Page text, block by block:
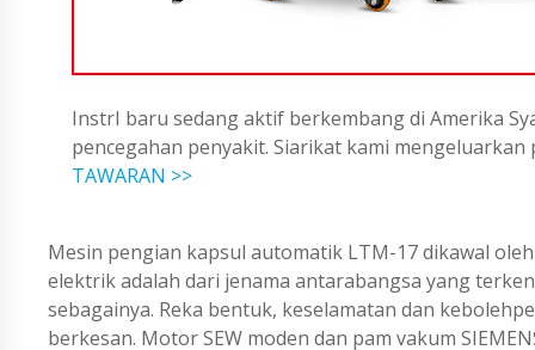
InstrI baru sedang aktif berkembang di Amerika
pencegahan penyakit. Siarikat kami
TAWARAN >>
Mesin pengian kapsul automatik LTM-17 dikawal
elektrik adalah dari jenama antarabangsa yang
sebagainya. Reka bentuk, keselamatan dan
berkesan. Motor SEW moden dan pam vakum